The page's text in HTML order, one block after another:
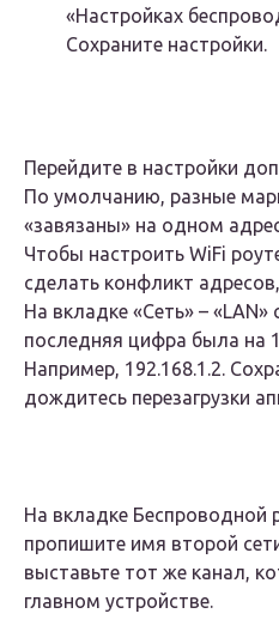
«Настройках
Сохраните настройки.
Перейдите в настройки
По умолчанию, разные
«завязаны» на одном
Чтобы настроить WiFi
сделать конфликт
На вкладке «Сеть» –
последняя цифра была на
Например, 192.168.1.2.
дождитесь перезагрузки
На вкладке Беспроводной
пропишите имя второй
выставьте тот же канал,
главном устройстве.